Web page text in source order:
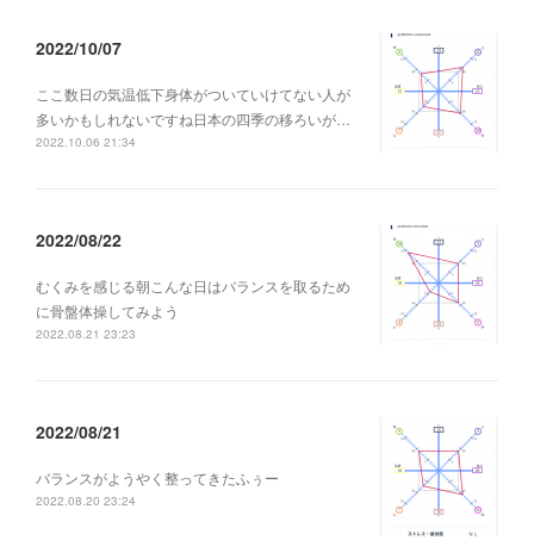
2022/10/07
ここ数日の気温低下身体がついていけてない人が
多いかもしれないですね日本の四季の移ろいが…
2022.10.06 21:34
2022/08/22
むくみを感じる朝こんな日はバランスを取るため
に骨盤体操してみよう
2022.08.21 23:23
2022/08/21
バランスがようやく整ってきたふぅー
2022.08.20 23:24